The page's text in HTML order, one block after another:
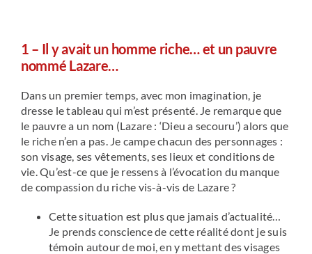
1 – Il y avait un homme riche… et un pauvre
nommé Lazare…
Dans un premier temps, avec mon imagination, je
dresse le tableau qui m’est présenté. Je remarque que
le pauvre a un nom (Lazare : ‘Dieu a secouru’) alors que
le riche n’en a pas. Je campe chacun des personnages :
son visage, ses vêtements, ses lieux et conditions de
vie. Qu’est-ce que je ressens à l’évocation du manque
de compassion du riche vis-à-vis de Lazare ?
Cette situation est plus que jamais d’actualité…
Je prends conscience de cette réalité dont je suis
témoin autour de moi, en y mettant des visages